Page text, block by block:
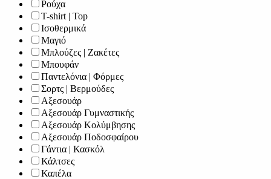
Ρούχα
T-shirt | Top
Ισοθερμικά
Μαγιό
Μπλούζες | Ζακέτες
Μπουφάν
Παντελόνια | Φόρμες
Σορτς | Βερμούδες
Αξεσουάρ
Αξεσουάρ Γυμναστικής
Αξεσουάρ Κολύμβησης
Αξεσουάρ Ποδοσφαίρου
Γάντια | Κασκόλ
Κάλτσες
Καπέλα